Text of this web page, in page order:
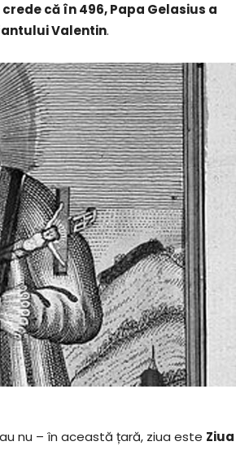
crede că în 496, Papa Gelasius a
Valentin.
nu – în această țară, ziua este Ziua